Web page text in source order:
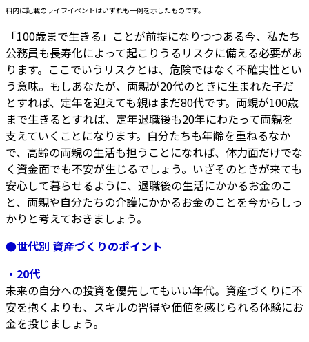
料内に記載のライフイベントはいずれも一例を示したものです。
「100歳まで生きる」ことが前提になりつつある今、私たち
公務員も長寿化によって起こりうるリスクに備える必要があ
ります。ここでいうリスクとは、危険ではなく不確実性とい
う意味。もしあなたが、両親が20代のときに生まれた子だ
とすれば、定年を迎えても親はまだ80代です。両親が100歳
まで生きるとすれば、定年退職後も20年にわたって両親を
支えていくことになります。自分たちも年齢を重ねるなか
で、高齢の両親の生活も担うことになれば、体力面だけでな
く資金面でも不安が生じるでしょう。いざそのときが来ても
安心して暮らせるように、退職後の生活にかかるお金のこ
と、両親や自分たちの介護にかかるお金のことを今からしっ
かりと考えておきましょう。
●世代別 資産づくりのポイント
・20代
未来の自分への投資を優先してもいい年代。資産づくりに不
安を抱くよりも、スキルの習得や価値を感じられる体験にお
金を投じましょう。